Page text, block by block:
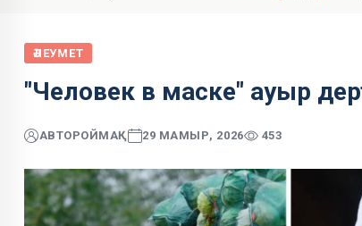
ӘЛЕУМЕТ
"Человек в маске" ауыр
АВТОРОЙМАҚ 29 МАМЫР, 2026 453